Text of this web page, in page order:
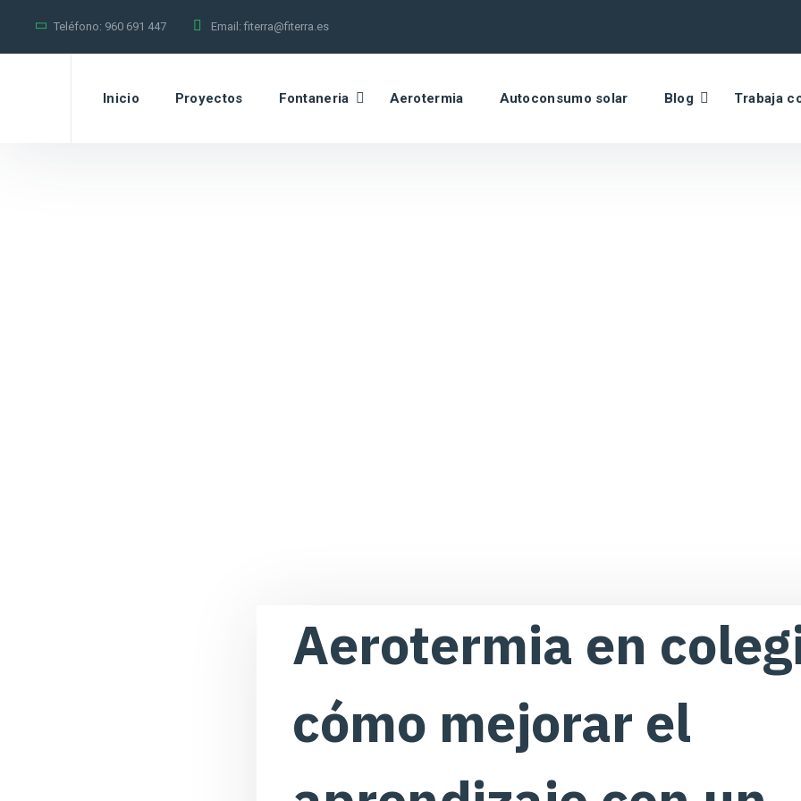
Teléfono: 960 691 447 Email: fiterra@fiterra.es
Inicio Proyectos Fontaneria Aerotermia Autoconsumo solar Blog Trabaja
Aerotermia en
cómo mejorar el